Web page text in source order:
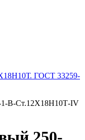
ГОСТ 33259-
1-B-Ст.12Х18Н10Т-IV